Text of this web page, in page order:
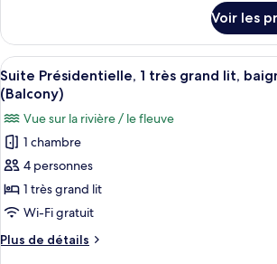
Suite,
très
grand
lit
(Large)
le
type
de
chambre
Suite,
très
grand
lit
(Large)
Voir les
Afficher
toutes
les
photos
pour
ce
type
de
chambre :
Suite
Une
10
Suite Présidentielle, 1 très grand lit,
(Balcony)
Vue sur la rivière / le fleuve
1 chambre
4 personnes
1 très grand lit
Wi-Fi gratuit
Plus de détails
Plus